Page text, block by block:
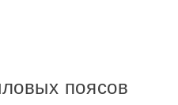
поясов